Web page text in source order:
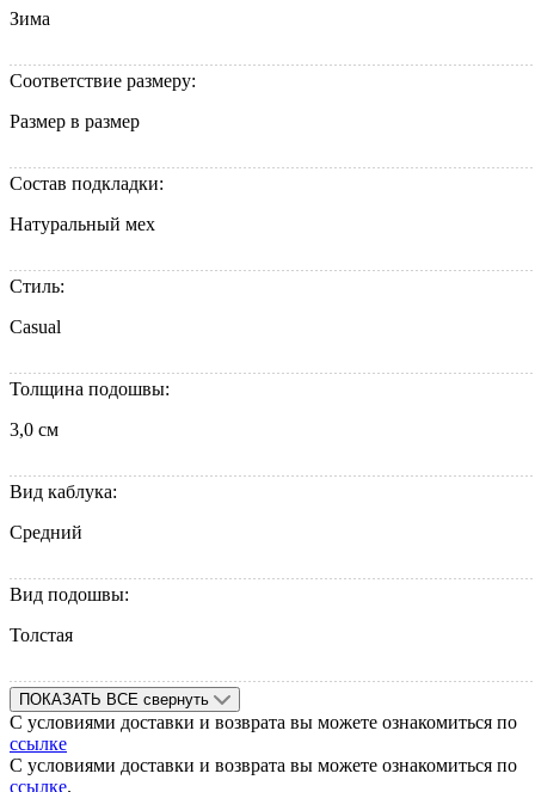
Зима
Соответствие размеру:
Размер в размер
Состав подкладки:
Натуральный мех
Стиль:
Casual
Толщина подошвы:
3,0 см
Вид каблука:
Средний
Вид подошвы:
Толстая
ПОКАЗАТЬ ВСЕ свернуть
С условиями доставки и возврата вы можете ознакомиться по
ссылке
С условиями доставки и возврата вы можете ознакомиться по
ссылке.